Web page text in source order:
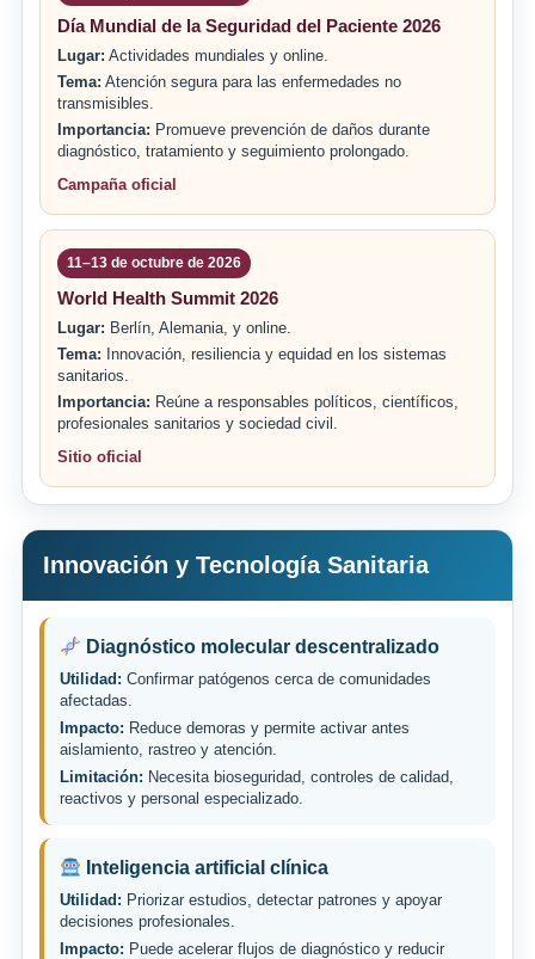
Día Mundial de la Seguridad del Paciente 2026
Lugar: Actividades mundiales y online.
Tema: Atención segura para las enfermedades no
transmisibles.
Importancia: Promueve prevención de daños durante
diagnóstico, tratamiento y seguimiento prolongado.
Campaña oficial
11–13 de octubre de 2026
World Health Summit 2026
Lugar: Berlín, Alemania, y online.
Tema: Innovación, resiliencia y equidad en los sistemas
sanitarios.
Importancia: Reúne a responsables políticos, científicos,
profesionales sanitarios y sociedad civil.
Sitio oficial
Innovación y Tecnología Sanitaria
Diagnóstico molecular descentralizado
Utilidad: Confirmar patógenos cerca de comunidades
afectadas.
Impacto: Reduce demoras y permite activar antes
aislamiento, rastreo y atención.
Limitación: Necesita bioseguridad, controles de calidad,
reactivos y personal especializado.
Inteligencia artificial clínica
Utilidad: Priorizar estudios, detectar patrones y apoyar
decisiones profesionales.
Impacto: Puede acelerar flujos de diagnóstico y reducir